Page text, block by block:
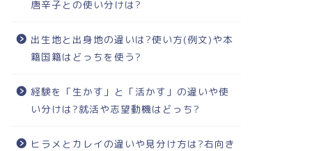
唐辛子との使い分けは?
出生地と出身地の違いは?使い方(例文)や本
籍国籍はどっちを使う?
経験を「生かす」と「活かす」の違いや使
い分けは?就活や志望動機はどっち?
ヒラメとカレイの違いや見分け方は?右向き